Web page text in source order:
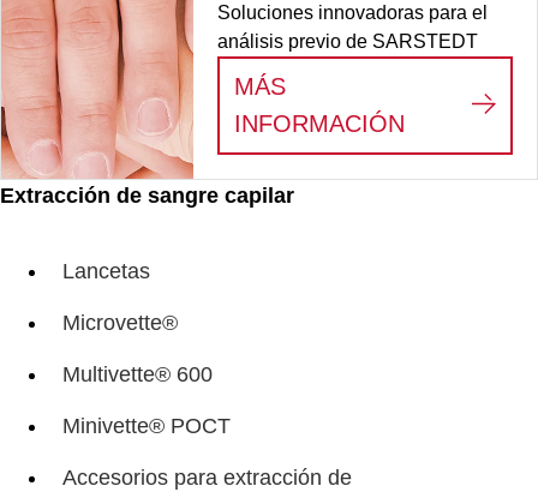
Extracción de sangre capilar
Lancetas
Microvette®
Multivette® 600
Minivette® POCT
Accesorios para extracción de
Soluciones innovadoras para el
análisis previo de SARSTEDT
MÁS
INFORMACIÓN
FLUJO